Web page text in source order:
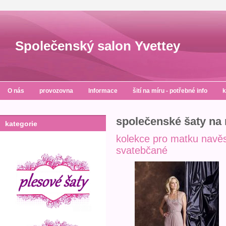
Společenský salon Yvettey
O nás provozovna Informace šití na míru - potřebné info
kategorie společenské šaty na
kolekce pro matku
svatebčané